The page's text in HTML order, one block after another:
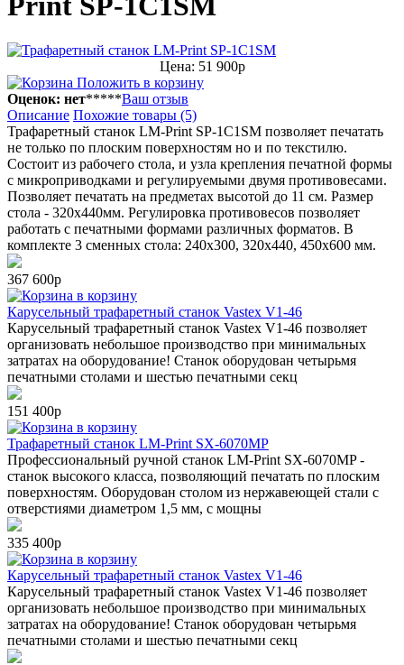
Цена: 51 900р
Положить в корзину
Оценок: нет*****Ваш отзыв
Описание Похожие товары (5)
Трафаретный станок LM-Print SP-1C1SM позволяет печатать
не только по плоским поверхностям но и по текстилю.
Состоит из рабочего стола, и узла крепления печатной формы
с микроприводками и регулируемыми двумя противовесами.
Позволяет печатать на предметах высотой до 11 см. Размер
стола - 320х440мм. Регулировка противовесов позволяет
работать с печатными формами различных форматов. В
комплекте 3 сменных стола: 240х300, 320х440, 450х600 мм.
367 600р
в корзину
Карусельный трафаретный станок Vastex V1-46
Карусельный трафаретный станок Vastex V1-46 позволяет
организовать небольшое производство при минимальных
затратах на оборудование! Станок оборудован четырьмя
печатными столами и шестью печатными секц
151 400р
в корзину
Трафаретный станок LM-Print SX-6070MP
Профессиональный ручной станок LM-Print SX-6070MP -
станок высокого класса, позволяющий печатать по плоским
поверхностям. Оборудован столом из нержавеющей стали с
отверстиями диаметром 1,5 мм, с мощны
335 400р
в корзину
Карусельный трафаретный станок Vastex V1-46
Карусельный трафаретный станок Vastex V1-46 позволяет
организовать небольшое производство при минимальных
затратах на оборудование! Станок оборудован четырьмя
печатными столами и шестью печатными секц